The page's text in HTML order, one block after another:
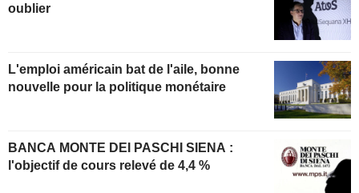
oublier
L'emploi américain bat de l'aile, bonne
nouvelle pour la politique monétaire
BANCA MONTE DEI PASCHI SIENA :
l'objectif de cours relevé de 4,4 %